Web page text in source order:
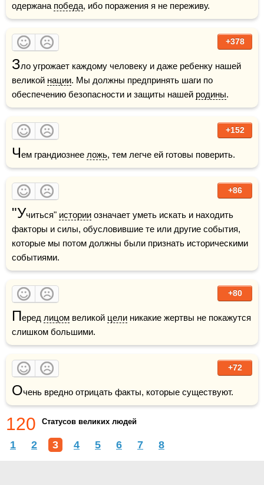
одержана победа, ибо поражения я не переживу.
+378
Зло угрожает каждому человеку и даже ребенку нашей
великой нации. Мы должны предпринять шаги по
обеспечению безопасности и защиты нашей родины.
+152
Чем грандиознее ложь, тем легче ей готовы поверить.
+86
"Учиться" истории означает уметь искать и находить
факторы и силы, обусловившие те или другие события,
которые мы потом должны были признать историческими
событиями.
+80
Перед лицом великой цели никакие жертвы не покажутся
слишком большими.
+72
Очень вредно отрицать факты, которые существуют.
120 Статусов великих людей
1 2 3 4 5 6 7 8